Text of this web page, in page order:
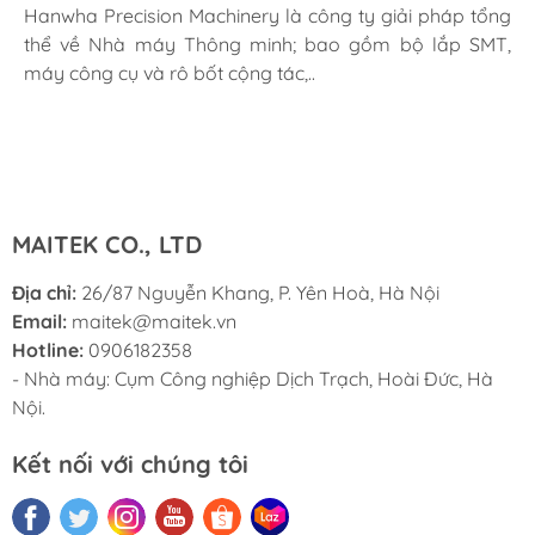
Specifications (Length × Width × Height)
Optical
Applications
Mobile phone electronic device, car, motorcycle, model
manufacturing and processing
▶ Suitable materials
S136, SKD一11, NAK80, 8407, 718, 738, H13, P20, W302,
beryllium copper, red copper, plastic mold of solid
alloy material,, cast frame, forging mold, press frame,
die-cast frame, etc.
đinh tán đến phòng thí nghiệm chìa khóa trao tay cho
các loạt nhỏ, bạn sẽ tìm thấy tất cả các sản phẩm xung
quanh bảng mạch in.
Hanwha Precision Machinery là công ty giải pháp tổng
thể về Nhà máy Thông minh; bao gồm bộ lắp SMT,
máy công cụ và rô bốt cộng tác,..
Cung cấp hệ thống kiểm tra tia X được thiết kế và chế
tạo đặc biệt các thuật toán mang lại sức sống mới cho
hình ảnh X-quang.
Với sự hiện diện toàn cầu tại hơn 130 quốc gia, hiệu suất
tuyệt vời, độ chính xác cao và độ tin cậy của máy
NeoDen PNP khiến chúng trở nên hoàn hảo cho R & D,
MAITEK CO., LTD
Địa chỉ: 26/87 Nguyễn Khang, P. Yên Hoà, Hà Nội
Email: maitek@maitek.vn
Hotline: 0906182358
- Nhà máy: Cụm Công nghiệp Dịch Trạch, Hoài Đức, Hà
Nội.
Kết nối với chúng tôi